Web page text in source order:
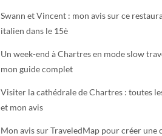
Swann et Vincent : mon avis sur ce
italien dans le 15è
Un week-end à Chartres en mode slow
mon guide complet
Visiter la cathédrale de Chartres : toutes
et mon avis
Mon avis sur TraveledMap pour créer une